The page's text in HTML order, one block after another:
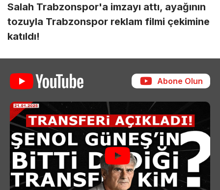
Salah Trabzonspor'a imzayı attı, ayağının
tozuyla Trabzonspor reklam filmi çekimine
katıldı!
Abone Olun